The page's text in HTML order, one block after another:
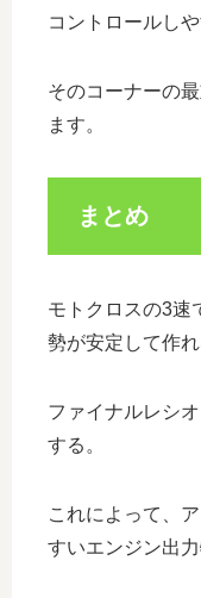
コントロールし
そのコーナーの
ます。
まとめ
モトクロスの3速
勢が安定して作れ
ファイナルレシ
する。
これによって、
すいエンジン出